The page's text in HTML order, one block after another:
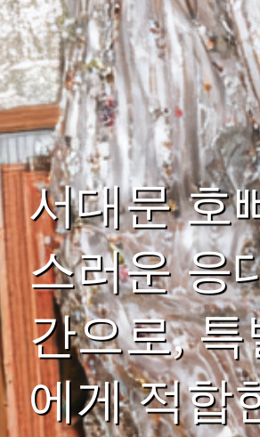
서대문 호
스러운 응
간으로,
에게 적합